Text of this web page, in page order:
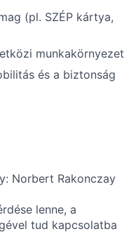
(pl. SZÉP kártya,
munkakörnyezet
és a biztonság
Norbert Rakonczay
lenne, a
tud kapcsolatba